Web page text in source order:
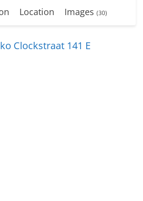
Location Images (30)
Clockstraat 141 E